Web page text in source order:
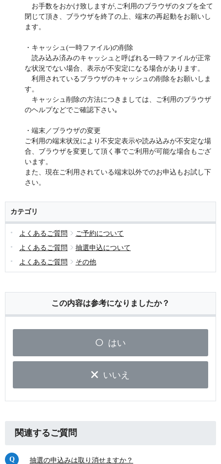
お手数をおかけ致しますが,ご利用のブラウザのタブを全て
閉じて頂き、ブラウザを終了の上、端末の再起動をお願いし
ます。
・キャッシュ(一時ファイル)の削除
読み込み済みのキャッシュと呼ばれる一時ファイルが正常
な状況でない場合、表示が不安定になる場合があります。
利用されているブラウザのキャッシュの削除をお願いしま
す。
キャッシュ削除の方法につきましては、ご利用のブラウザ
のヘルプなどでご確認下さい｡
・端末／ブラウザの変更
ご利用の端末状況により不安定表示や読み込みが不安定な場
合、ブラウザを変更して頂く事でご利用が可能な場合もござ
います。
また、現在ご利用されている端末以外でのお申込もお試し下
さい。
カテゴリ
よくあるご質問
ご予約について
よくあるご質問
抽選申込について
よくあるご質問
その他
この内容は参考になりましたか？
はい
いいえ
関連するご質問
抽選の申込みは取り消せますか？